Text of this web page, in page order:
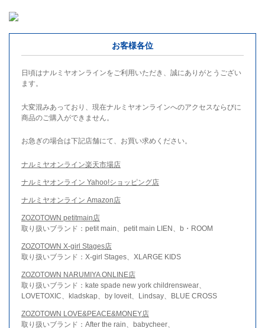
お客様各位
日頃はナルミヤオンラインをご利用いただき、誠にありがとうござい
ます。
大変混みあっており、現在ナルミヤオンラインへのアクセスならびに
商品のご購入ができません。
お急ぎの場合は下記店舗にて、お買い求めください。
ナルミヤオンライン楽天市場店
ナルミヤオンライン Yahoo!ショッピング店
ナルミヤオンライン Amazon店
ZOZOTOWN petitmain店
取り扱いブランド：petit main、petit main LIEN、b・ROOM
ZOZOTOWN X-girl Stages店
取り扱いブランド：X-girl Stages、XLARGE KIDS
ZOZOTOWN NARUMIYA ONLINE店
取り扱いブランド：kate spade new york childrenswear、
LOVETOXIC、kladskap、by loveit、Lindsay、BLUE CROSS
ZOZOTOWN LOVE&PEACE&MONEY店
取り扱いブランド：After the rain、babycheer、